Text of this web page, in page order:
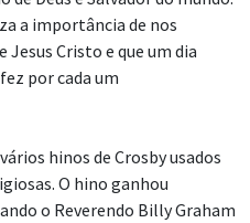
a importância de nos
Jesus Cristo e que um dia
por cada um
hinos de Crosby usados
O hino ganhou
o Reverendo Billy Graham